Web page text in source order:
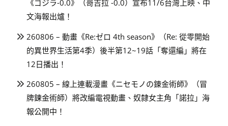
《ゴジラ-0.0》（哥吉拉 -0.0）宣布11/6台灣上映、中
文海報出爐！
260806 – 動畫《Re:ゼロ 4th season》（Re: 從零開始
的異世界生活第4季）後半第12~19話「奪還編」將在
12日播出！
260805 – 線上連載漫畫《ニセモノの錬金術師》（冒
牌鍊金術師）將改編電視動畫、奴隸女主角「諾拉」海
報公開中！